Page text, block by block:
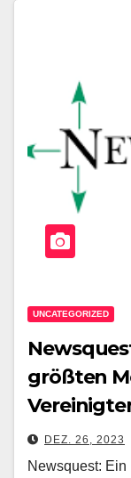
UNCATEGORIZED
größten
DEZ. 26, 2023
Newsquest: